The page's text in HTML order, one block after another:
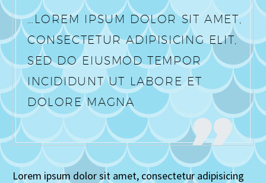
…LOREM IPSUM DOLOR SIT AMET,
CONSECTETUR ADIPISICING ELIT,
SED DO EIUSMOD TEMPOR
INCIDIDUNT UT LABORE ET
DOLORE MAGNA
Lorem ipsum dolor sit amet, consectetur adipisicing